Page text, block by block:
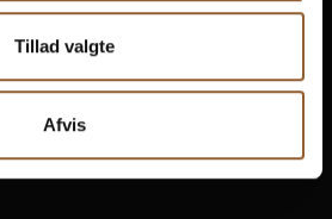
Tillad valgte
Afvis